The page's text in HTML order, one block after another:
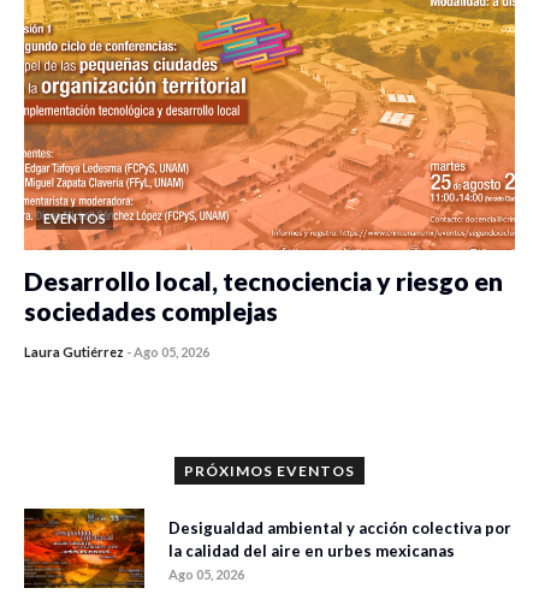
EVENTOS
Desarrollo local, tecnociencia y riesgo en
sociedades complejas
Laura Gutiérrez -Ago 05, 2026
PRÓXIMOS EVENTOS
Desigualdad ambiental y acción colectiva por
la calidad del aire en urbes mexicanas
Ago 05, 2026